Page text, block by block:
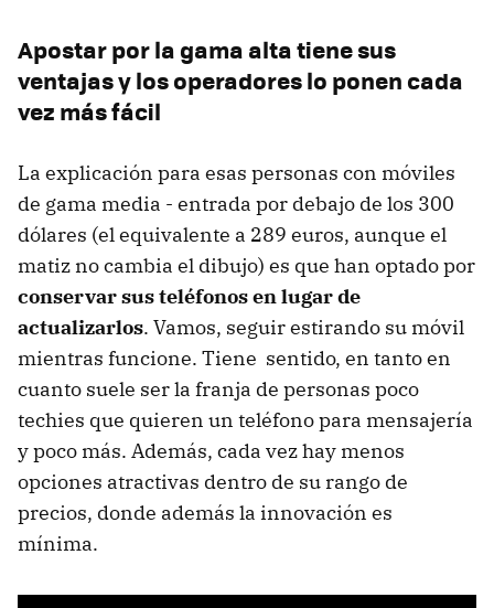
Apostar por la gama alta tiene sus
ventajas y los operadores lo ponen cada
vez más fácil
La explicación para esas personas con móviles
de gama media - entrada por debajo de los 300
dólares (el equivalente a 289 euros, aunque el
matiz no cambia el dibujo) es que han optado por
conservar sus teléfonos en lugar de
actualizarlos. Vamos, seguir estirando su móvil
mientras funcione. Tiene sentido, en tanto en
cuanto suele ser la franja de personas poco
techies que quieren un teléfono para mensajería
y poco más. Además, cada vez hay menos
opciones atractivas dentro de su rango de
precios, donde además la innovación es
mínima.